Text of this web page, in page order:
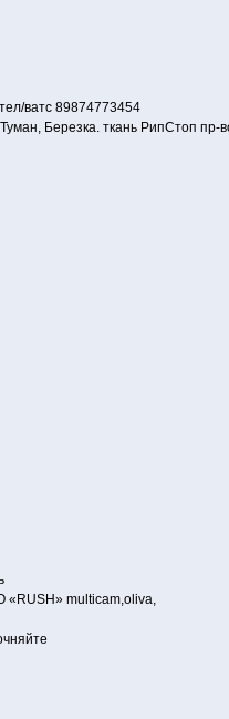
ватс 89874773454
Березка. ткань РипСтоп пр-
«RUSH» multicam,oliva,